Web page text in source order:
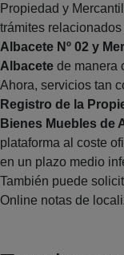
Propiedad y
trámites relacionados
Albacete Nº 02 y
Albacete de manera
Ahora, servicios tan
Registro de la
Bienes Muebles de
plataforma al coste
en un plazo medio
También puede
Online notas de